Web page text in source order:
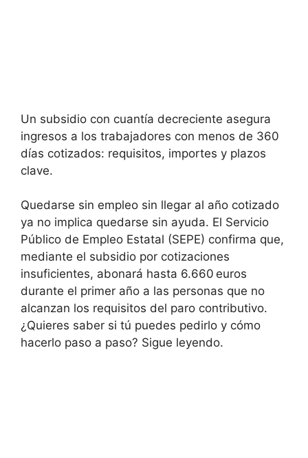
Un subsidio con cuantía decreciente asegura
ingresos a los trabajadores con menos de 360
días cotizados: requisitos, importes y plazos
clave.
Quedarse sin empleo sin llegar al año cotizado
ya no implica quedarse sin ayuda. El Servicio
Público de Empleo Estatal (SEPE) confirma que,
mediante el subsidio por cotizaciones
insuficientes, abonará hasta 6.660 euros
durante el primer año a las personas que no
alcanzan los requisitos del paro contributivo.
¿Quieres saber si tú puedes pedirlo y cómo
hacerlo paso a paso? Sigue leyendo.